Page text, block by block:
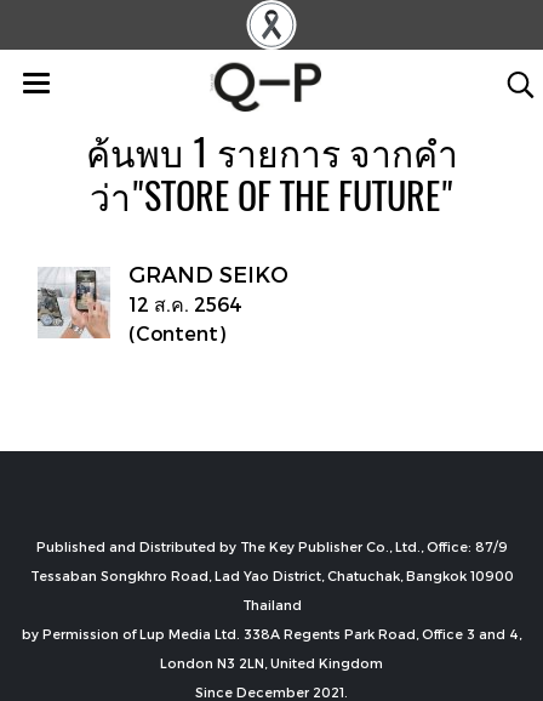
ค้นพบ 1 รายการ จากคำ
ว่า"STORE OF THE FUTURE"
GRAND SEIKO
12 ส.ค. 2564
(Content)
Published and Distributed by The Key Publisher Co., Ltd., Office: 87/9
Tessaban Songkhro Road, Lad Yao District, Chatuchak, Bangkok 10900
Thailand
by Permission of Lup Media Ltd. 338A Regents Park Road, Office 3 and 4,
London N3 2LN, United Kingdom
Since December 2021.